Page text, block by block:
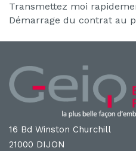
Transmettez moi
Démarrage du contrat au
16 Bd Winston Churchill
21000 DIJON